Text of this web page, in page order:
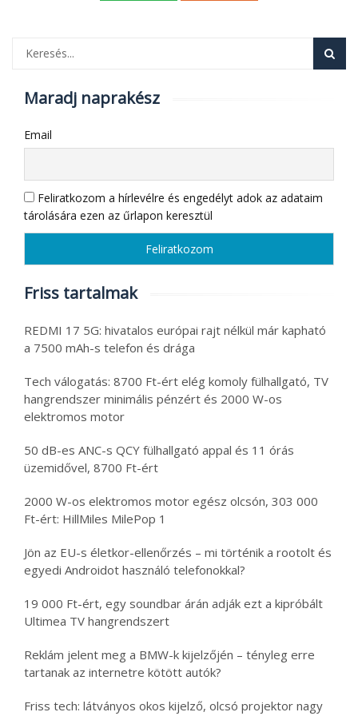
Maradj naprakész
Email
Feliratkozom a hírlevélre és engedélyt adok az adataim
tárolására ezen az űrlapon keresztül
Friss tartalmak
REDMI 17 5G: hivatalos európai rajt nélkül már kapható
a 7500 mAh-s telefon és drága
Tech válogatás: 8700 Ft-ért elég komoly fülhallgató, TV
hangrendszer minimális pénzért és 2000 W-os
elektromos motor
50 dB-es ANC-s QCY fülhallgató appal és 11 órás
üzemidővel, 8700 Ft-ért
2000 W-os elektromos motor egész olcsón, 303 000
Ft-ért: HillMiles MilePop 1
Jön az EU-s életkor-ellenőrzés – mi történik a rootolt és
egyedi Androidot használó telefonokkal?
19 000 Ft-ért, egy soundbar árán adják ezt a kipróbált
Ultimea TV hangrendszert
Reklám jelent meg a BMW-k kijelzőjén – tényleg erre
tartanak az internetre kötött autók?
Friss tech: látványos okos kijelző, olcsó projektor nagy